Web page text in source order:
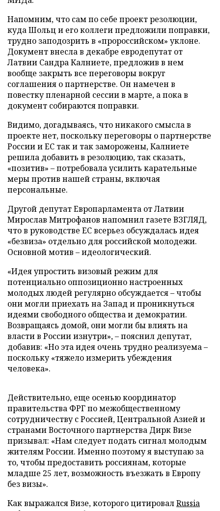
Напомним, что сам по себе проект резолюции,
куда Шольц и его коллеги предложили поправки,
трудно заподозрить в «пророссийском» уклоне.
Документ внесла в декабре евродепутат от
Латвии Сандра Калниете, предложив в нем
вообще закрыть все переговоры вокруг
соглашения о партнерстве. Он намечен в
повестку пленарной сессии в марте, а пока в
документ собираются поправки.
Видимо, догадываясь, что никакого смысла в
проекте нет, поскольку переговоры о партнерстве
России и ЕС так и так заморожены, Калниете
решила добавить в резолюцию, так сказать,
«позитив» – потребовала усилить карательные
меры против нашей страны, включая
персональные.
Другой депутат Европарламента от Латвии
Мирослав Митрофанов напомнил газете ВЗГЛЯД,
что в руководстве ЕС всерьез обсуждалась идея
«безвиза» отдельно для российской молодежи.
Основной мотив – идеологический.
«Идея упростить визовый режим для
потенциально оппозиционно настроенных
молодых людей регулярно обсуждается – чтобы
они могли приехать на Запад и проникнуться
идеями свободного общества и демократии.
Возвращаясь домой, они могли бы влиять на
власти в России изнутри», – пояснил депутат,
добавив: «Но эта идея очень трудно реализуема –
поскольку «тяжело измерить убеждения
человека».
Действительно, еще осенью координатор
правительства ФРГ по межобщественному
сотрудничеству с Россией, Центральной Азией и
странами Восточного партнерства Дирк Визе
призывал: «Нам следует подать сигнал молодым
жителям России. Именно поэтому я выступаю за
то, чтобы предоставить россиянам, которые
младше 25 лет, возможность въезжать в Европу
без визы».
Как выражался Визе, которого цитировалRussia